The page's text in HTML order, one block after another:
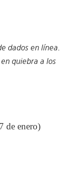
dados en línea.
quiebra a los
de enero)